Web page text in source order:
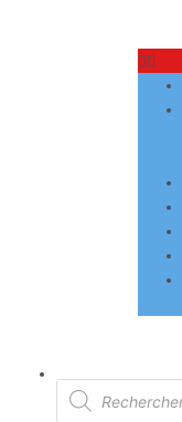
Recherche
de
produits
Menu